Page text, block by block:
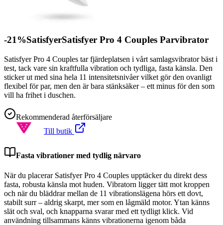
-21%SatisfyerSatisfyer Pro 4 Couples Parvibrator
Satisfyer Pro 4 Couples tar fjärdeplatsen i vårt samlagsvibrator bäst i
test, tack vare sin kraftfulla vibration och tydliga, fasta känsla. Den
sticker ut med sina hela 11 intensitetsnivåer vilket gör den ovanligt
flexibel för par, men den är bara stänksäker – ett minus för den som
vill ha frihet i duschen.
Rekommenderad återförsäljare
Till butik
Fasta vibrationer med tydlig närvaro
När du placerar Satisfyer Pro 4 Couples upptäcker du direkt dess
fasta, robusta känsla mot huden. Vibratorn ligger tätt mot kroppen
och när du bläddrar mellan de 11 vibrationslägena hörs ett dovt,
stabilt surr – aldrig skarpt, mer som en lågmäld motor. Ytan känns
slät och sval, och knapparna svarar med ett tydligt klick. Vid
användning tillsammans känns vibrationerna igenom båda